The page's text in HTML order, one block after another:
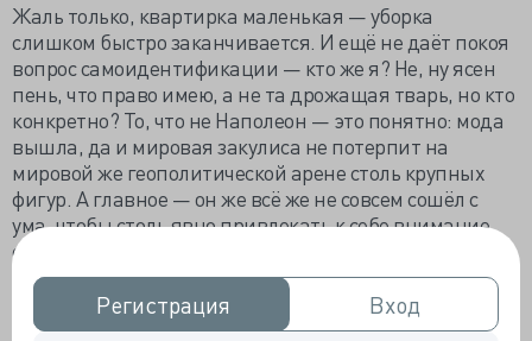
Регистрация
Регистрация Вход
Вход
Жаль только, квартирка маленькая — уборка
слишком быстро заканчивается. И ещё не даёт покоя
вопрос самоидентификации — кто же я? Не, ну ясен
пень, что право имею, а не та дрожащая тварь, но кто
конкретно? То, что не Наполеон — это понятно: мода
вышла, да и мировая закулиса не потерпит на
мировой же геополитической арене столь крупных
фигур. А главное — он же всё же не совсем сошёл с
ума, чтобы столь явно привлекать к себе внимание
отечественной психиатрии. А кто тогда? До
главзайца (©) восьмидесятого уровня ушами не
вышел, да и несолидно это нынче — быть настолько
толкиенутым. Хотя и до сих пор в тренде: повальный